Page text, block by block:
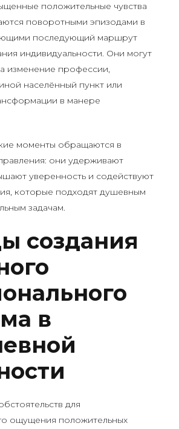
положительные чувства
поворотными эпизодами в
последующий маршрут
индивидуальности. Они могут
изменение профессии,
населённый пункт или
в манере
моменты обращаются в
они удерживают
уверенность и содействуют
которые подходят душевным
задачам.
создания
в
для
ощущения положительных